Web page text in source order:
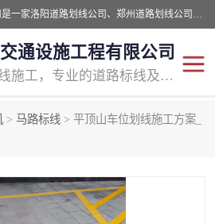
周口中为交通设施工程有限公司是一家洛阳道路划线公司、郑州道路划线公司、平顶山道路车位划线公司、开封车位划线公司、许昌道路车位划线公司、漯河道路车位划线公司，公司始终坚持“诚信、匠心、专注”的宗旨；我们的经营理念是：的服务。
通设施工程有限公司
专注道路标线施工，专业的道路标线及交通设施施工服务商!
> 马路标线 > 平顶山车位划线施工方案_
马路标线
道路划线